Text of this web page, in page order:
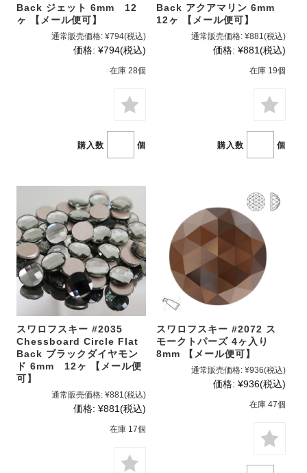
Back ジェット 6mm 12
ヶ 【メール便可】
通常販売価格: ¥794(税込)
価格: ¥794(税込)
在庫 28個
購入数 個
Back アクアマリン 6mm
12ヶ 【メール便可】
通常販売価格: ¥881(税込)
価格: ¥881(税込)
在庫 19個
購入数 個
スワロフスキー #2035
Chessboard Circle Flat
Back ブラックダイヤモン
ド 6mm 12ヶ 【メール便
可】
通常販売価格: ¥881(税込)
価格: ¥881(税込)
在庫 17個
スワロフスキー #2072 ス
モークトパーズ 4ヶ入り
8mm 【メール便可】
通常販売価格: ¥936(税込)
価格: ¥936(税込)
在庫 47個